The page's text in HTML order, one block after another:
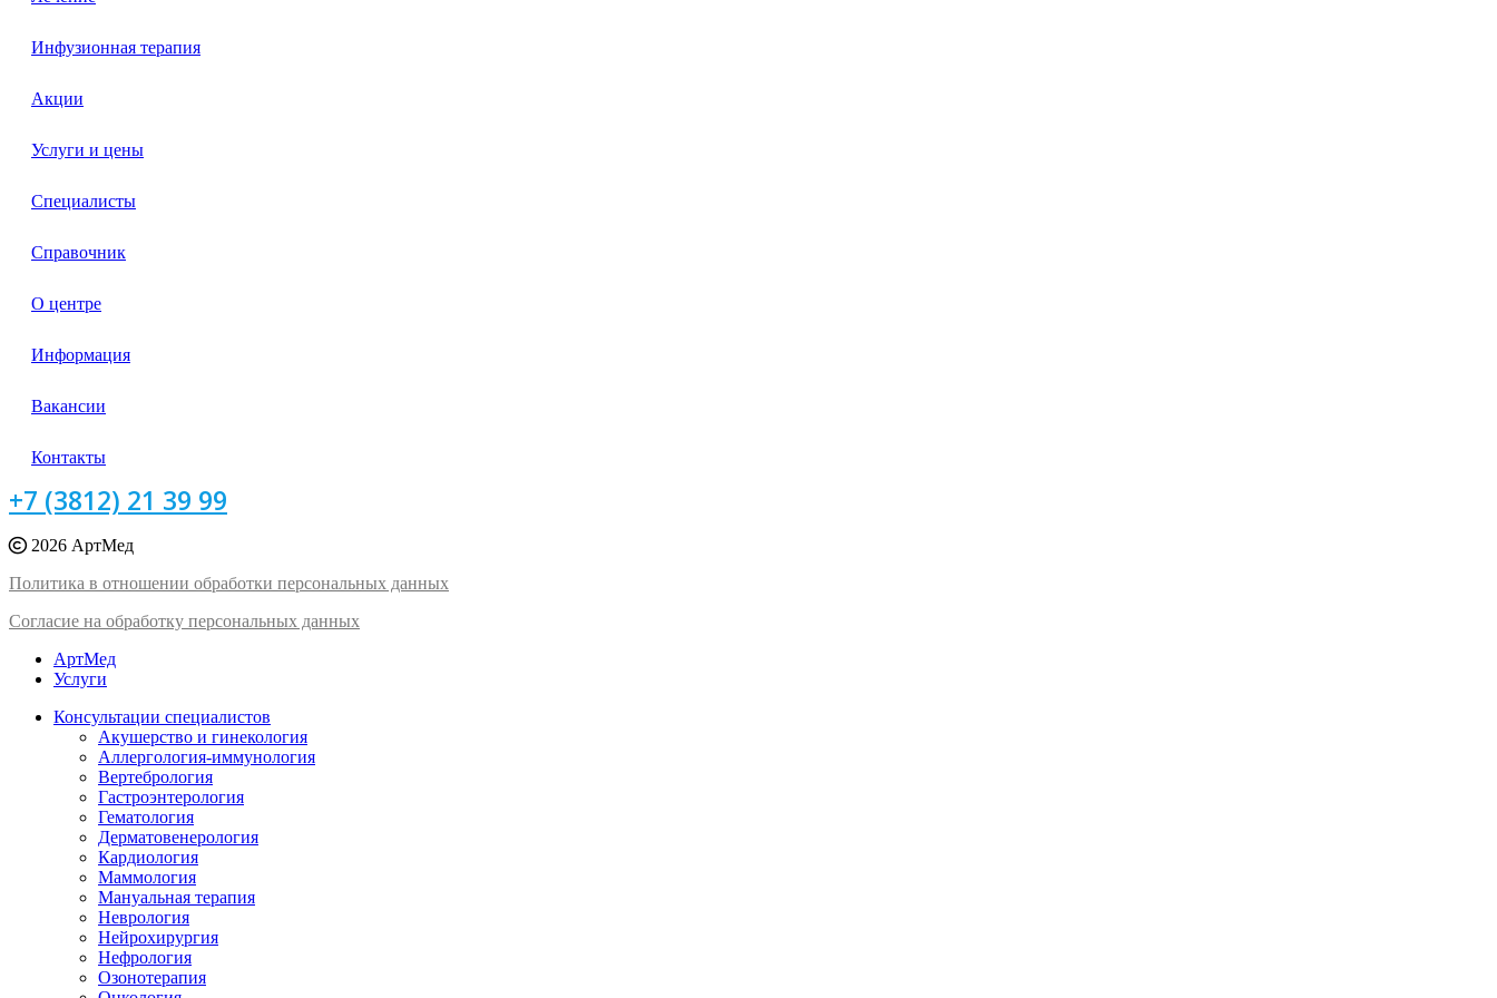
Инфузионная терапия
Акции
Услуги и цены
Специалисты
Справочник
О центре
Информация
Вакансии
Контакты
+7 (3812) 21 39 99
2026 АртМед
Политика в отношении обработки персональных данных
Согласие на обработку персональных данных
АртМед
Услуги
Консультации специалистов
Акушерство и гинекология
Аллергология-иммунология
Вертебрология
Гастроэнтерология
Гематология
Дерматовенерология
Кардиология
Маммология
Мануальная терапия
Неврология
Нейрохирургия
Нефрология
Озонотерапия